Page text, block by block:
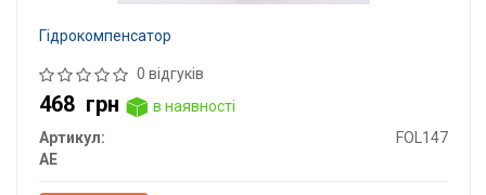
Гідрокомпенсатор
0 відгуків
468 грн
в наявності
Артикул:
FOL147
AE